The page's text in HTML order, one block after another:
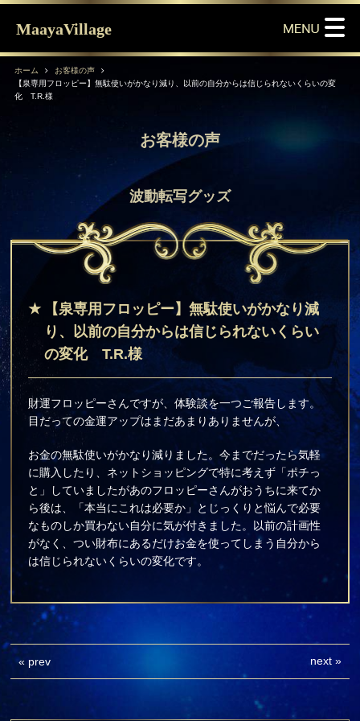
MaayaVillage
ホーム
お客様の声
【泉専用フロッピー】無駄使いがかなり減り、以前の自分からは信じられないくらいの変
化 T.R.様
お客様の声
波動転写グッズ
【泉専用フロッピー】無駄使いがかなり減
り、以前の自分からは信じられないくらい
の変化 T.R.様
財運フロッピーさんですが、体験談を一つご報告します。
目だっての金運アップはまだあまりありませんが、
お金の無駄使いがかなり減りました。今までだったら気軽
に購入したり、ネットショッピングで特に考えず「ポチっ
と」していましたがあのフロッピーさんがおうちに来てか
ら後は、「本当にこれは必要か」とじっくりと悩んで必要
なものしか買わない自分に気が付きました。以前の計画性
がなく、つい財布にあるだけお金を使ってしまう自分から
は信じられないくらいの変化です。
« prev next»